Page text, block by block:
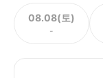
08.08(토)
-